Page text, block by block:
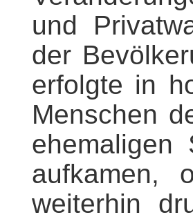
und
der
erfolgte in
Menschen
ehemaligen
aufkamen,
weiterhin